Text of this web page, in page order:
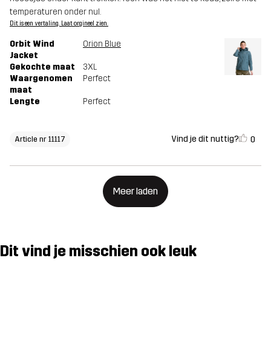
temperaturen onder nul.
Dit is een vertaling. Laat orgineel zien.
Orbit Wind
Jacket
Orion Blue
Gekochte maat
3XL
Waargenomen
maat
Perfect
Lengte Perfect
Article nr 11117 Vind je dit nuttig? 0
Meer laden
Dit vind je misschien ook leuk